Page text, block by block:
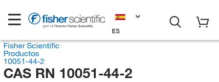
ES
Fisher Scientific
Productos
10051-44-2
CAS RN 10051-44-2